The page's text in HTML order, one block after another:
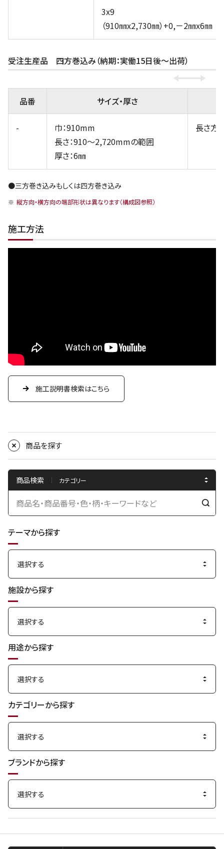
3x9
（910㎜x2,730㎜）+0,－2㎜x6㎜
受注生産品 四方巻込み（納期：実働15日後～出荷）
品番 サイズ・厚さ
-
巾：910mm
長さ：910～2,720mmの範囲
厚さ：6㎜
長さ方
●三方巻き込みもしくは四方巻き込み
縦方向・横方向の端部形状は異なります（構成図参照）
施工方法
施工説明書検索はこちら
商品を探す
商品検索
検
テーマから探す
施設から探す
用途から探す
カテゴリーから探す
ブランドから探す